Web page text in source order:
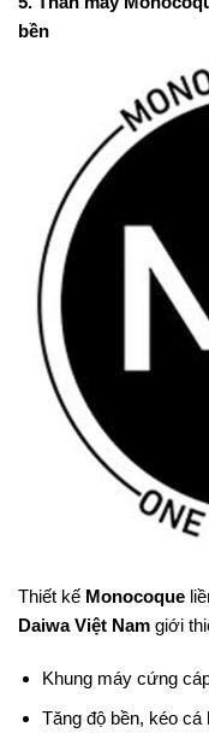
bền
Thiết kế Monocoque
Daiwa Việt Nam giới
Khung máy cứng
Tăng độ bền, kéo